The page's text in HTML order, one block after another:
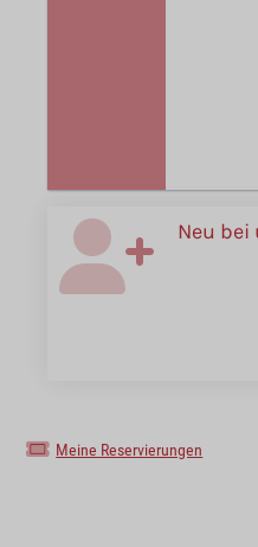
Neu bei
Meine Reservierungen